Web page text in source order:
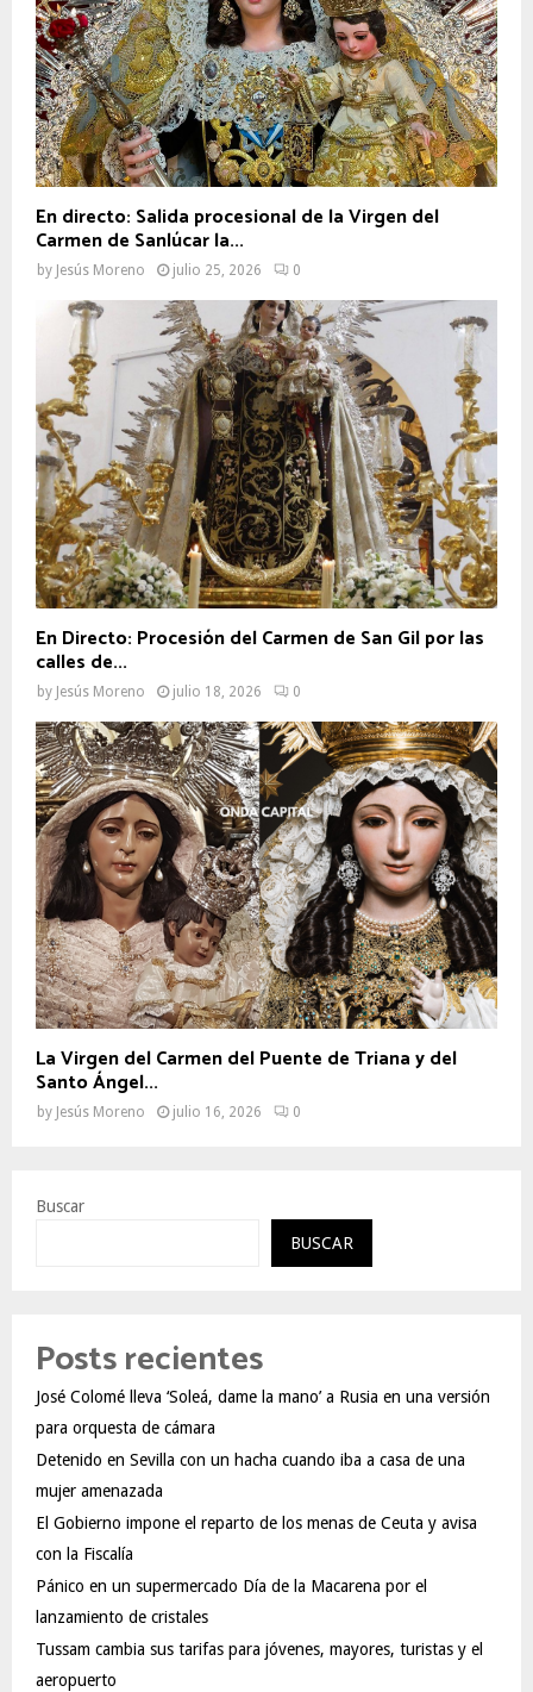
En directo: Salida procesional de la Virgen del
Carmen de Sanlúcar la...
by Jesús Moreno julio 25, 2026 0
En Directo: Procesión del Carmen de San Gil por las
calles de...
by Jesús Moreno julio 18, 2026 0
La Virgen del Carmen del Puente de Triana y del
Santo Ángel...
by Jesús Moreno julio 16, 2026 0
Buscar
BUSCAR
Posts recientes
José Colomé lleva ‘Soleá, dame la mano’ a Rusia en una versión
para orquesta de cámara
Detenido en Sevilla con un hacha cuando iba a casa de una
mujer amenazada
El Gobierno impone el reparto de los menas de Ceuta y avisa
con la Fiscalía
Pánico en un supermercado Día de la Macarena por el
lanzamiento de cristales
Tussam cambia sus tarifas para jóvenes, mayores, turistas y el
aeropuerto